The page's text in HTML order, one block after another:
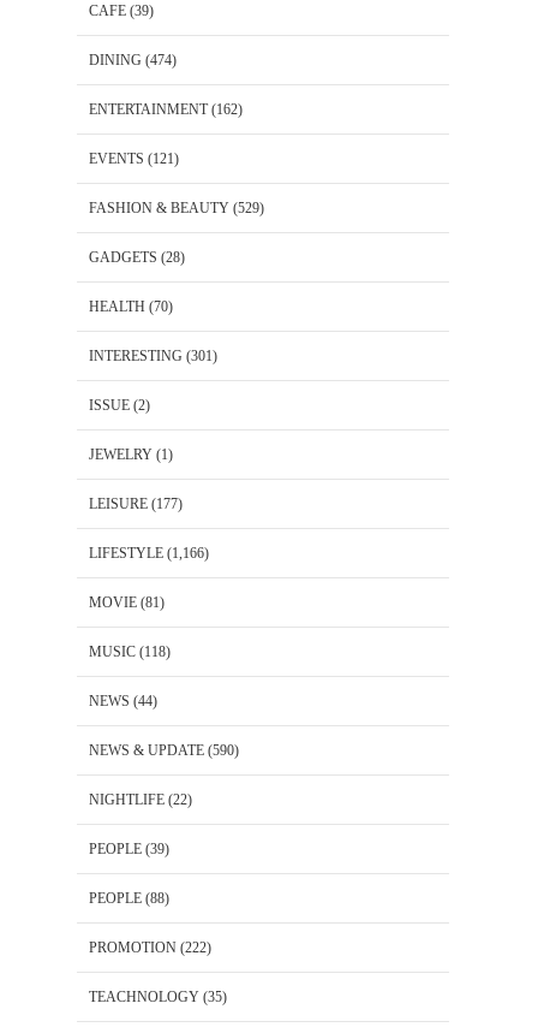
CAFE (39)
DINING (474)
ENTERTAINMENT(162)
EVENTS (121)
FASHION & BEAUTY (529)
GADGETS (28)
HEALTH (70)
INTERESTING (301)
ISSUE (2)
JEWELRY (1)
LEISURE (177)
LIFESTYLE (1,166)
MOVIE (81)
MUSIC (118)
NEWS (44)
NEWS & UPDATE (590)
NIGHTLIFE (22)
PEOPLE (39)
PEOPLE (88)
PROMOTION (222)
TEACHNOLOGY (35)